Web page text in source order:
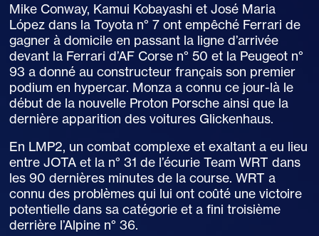
Mike Conway, Kamui Kobayashi et José Maria
López dans la Toyota n° 7 ont empêché Ferrari de
gagner à domicile en passant la ligne d’arrivée
devant la Ferrari d’AF Corse n° 50 et la Peugeot n°
93 a donné au constructeur français son premier
podium en hypercar. Monza a connu ce jour-là le
début de la nouvelle Proton Porsche ainsi que la
dernière apparition des voitures Glickenhaus.
En LMP2, un combat complexe et exaltant a eu lieu
entre JOTA et la n° 31 de l’écurie Team WRT dans
les 90 dernières minutes de la course. WRT a
connu des problèmes qui lui ont coûté une victoire
potentielle dans sa catégorie et a fini troisième
derrière l’Alpine n° 36.